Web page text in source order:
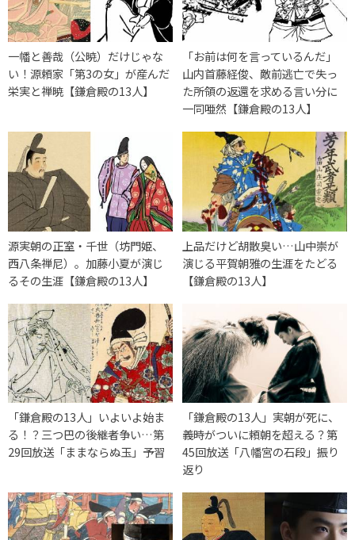
一幡と善哉（公暁）だけじゃな
い！源頼家「第3の女」が産んだ
栄実と禅暁【鎌倉殿の13人】
「お前は何を言っているんだ」
山内首藤経俊、敵前逃亡で失っ
た所領の返還を求める言い分に
一同唖然【鎌倉殿の13人】
源実朝の正室・千世（坊門姫、
西八条禅尼）。加藤小夏が演じ
るその生涯【鎌倉殿の13人】
上品だけど胡散臭い…山中崇が
演じる平賀朝雅の生涯をたどる
【鎌倉殿の13人】
「鎌倉殿の13人」いよいよ始ま
る！？三つ巴の後継者争い…第
29回放送「ままならぬ玉」予習
「鎌倉殿の13人」実朝が死に、
義時がついに頼朝を超える？第
45回放送「八幡宮の石段」振り
返り